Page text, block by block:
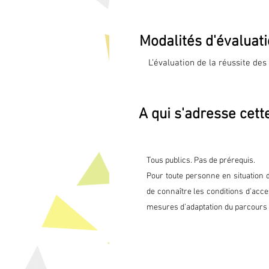
Analyse de la concurrence :
2022.
Modalités
L’évaluation de la réussite
Avant la formation ou au
d'évaluation de stage destiné
Environ un mois après la fin
pour recueillir les
A qui s'adresse
Tous publics. Pas de prérequis.
Pour toute personne en situation
de connaître les conditions
mesures d’adaptation du